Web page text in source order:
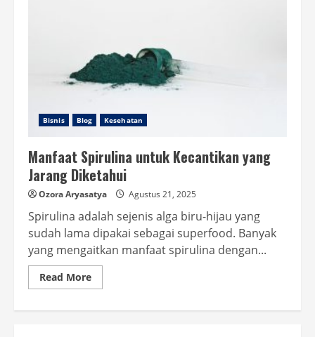
Bisnis Blog Kesehatan
Manfaat Spirulina untuk Kecantikan yang
Jarang Diketahui
Ozora Aryasatya Agustus 21, 2025
Spirulina adalah sejenis alga biru-hijau yang
sudah lama dipakai sebagai superfood. Banyak
yang mengaitkan manfaat spirulina dengan...
Read MoreRead
more